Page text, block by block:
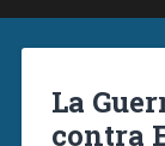
La
contra